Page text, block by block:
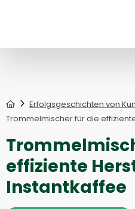
HomeErfolgsgeschichten von
Trommelmischer für die
effiziente
Instantkaffee